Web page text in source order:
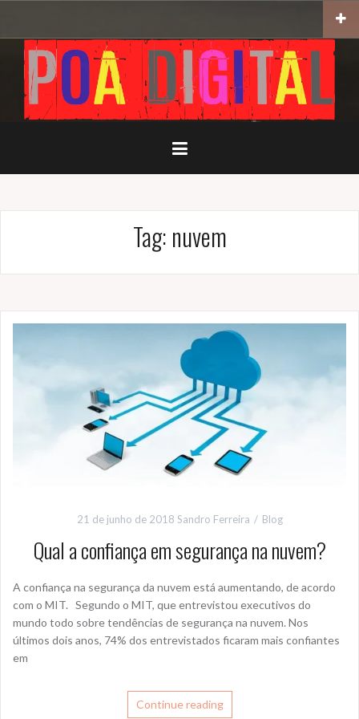
o
conteúdo
Tag: nuvem
21 de junho de 2018 Sandro Ferreira Blog
Qual a confiança em segurança na nuvem?
A confiança na segurança da nuvem está aumentando, de acordo
com o MIT. Segundo o MIT, que entrevistou executivos do
mundo todo sobre tendências de segurança na nuvem. Nos
últimos dois anos, 74% dos entrevistados ficaram mais confiantes
em
Continue reading